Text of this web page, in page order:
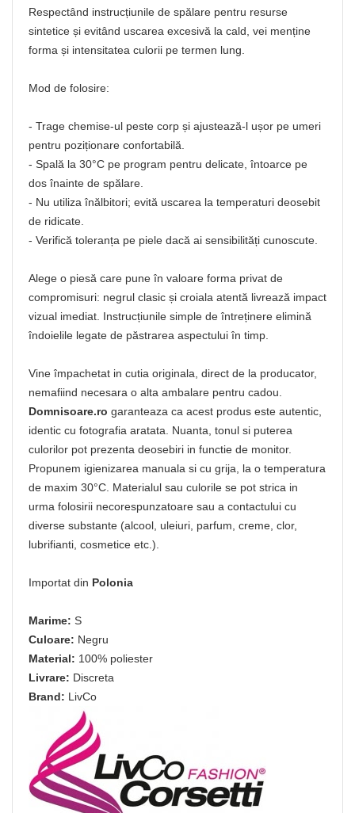
Respectând instrucțiunile de spălare pentru resurse
sintetice și evitând uscarea excesivă la cald, vei menține
forma și intensitatea culorii pe termen lung.
Mod de folosire:
- Trage chemise-ul peste corp și ajustează-l ușor pe umeri
pentru poziționare confortabilă.
- Spală la 30°C pe program pentru delicate, întoarce pe
dos înainte de spălare.
- Nu utiliza înălbitori; evită uscarea la temperaturi deosebit
de ridicate.
- Verifică toleranța pe piele dacă ai sensibilități cunoscute.
Alege o piesă care pune în valoare forma privat de
compromisuri: negrul clasic și croiala atentă livrează impact
vizual imediat. Instrucțiunile simple de întreținere elimină
îndoielile legate de păstrarea aspectului în timp.
Vine împachetat in cutia originala, direct de la producator,
nemafiind necesara o alta ambalare pentru cadou.
Domnisoare.ro garanteaza ca acest produs este autentic,
identic cu fotografia aratata. Nuanta, tonul si puterea
culorilor pot prezenta deosebiri in functie de monitor.
Propunem igienizarea manuala si cu grija, la o temperatura
de maxim 30°C. Materialul sau culorile se pot strica in
urma folosirii necorespunzatoare sau a contactului cu
diverse substante (alcool, uleiuri, parfum, creme, clor,
lubrifianti, cosmetice etc.).
Importat din Polonia
Marime: S
Culoare: Negru
Material: 100% poliester
Livrare: Discreta
Brand: LivCo